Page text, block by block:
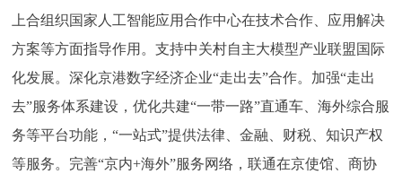
上合组织国家人工智能应用合作中心在技术合作、应用解决
方案等方面指导作用。支持中关村自主大模型产业联盟国际
化发展。深化京港数字经济企业“走出去”合作。加强“走出
去”服务体系建设，优化共建“一带一路”直通车、海外综合服
务等平台功能，“一站式”提供法律、金融、财税、知识产权
等服务。完善“京内+海外”服务网络，联通在京使馆、商协